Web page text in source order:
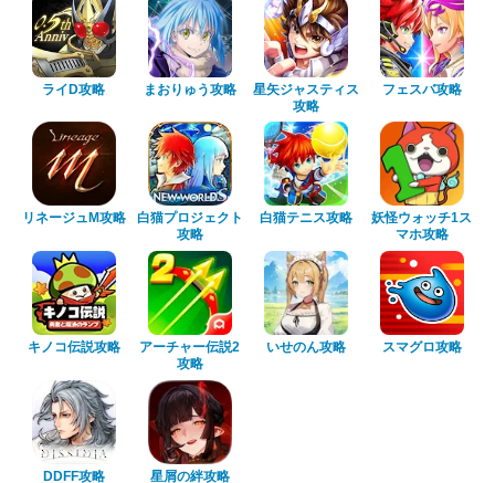
ライD攻略 まおりゅう攻略
星矢ジャスティス
攻略
フェスバ攻略
リネージュM攻略
白猫プロジェクト
攻略
白猫テニス攻略
妖怪ウォッチ1ス
マホ攻略
キノコ伝説攻略
アーチャー伝説2
攻略
いせのん攻略 スマグロ攻略
DDFF攻略 星屑の絆攻略